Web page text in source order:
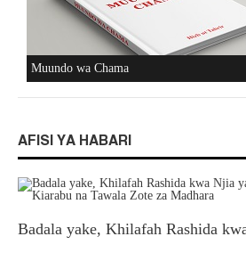
Muundo wa Chama
AFISI YA HABARI
Badala yake, Khilafah Rashida